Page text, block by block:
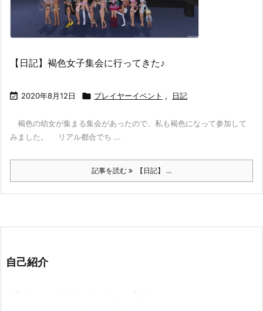
【日記】褐色女子集会に行ってきた♪
 2020年8月12日  プレイヤーイベント , 日記
褐色の幼女が集まる集会があったので、私も褐色になって参加して
みました。 リアル都合でち ...
記事を読む 【日記】 ...
自己紹介